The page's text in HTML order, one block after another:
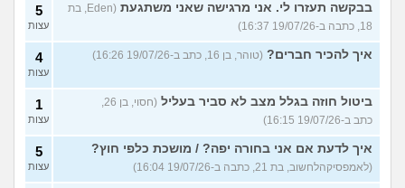
בבקשה תעזרו לי. אני מרגישה שאני משתגעת
(Eden, בת
18, כתבה ב-19/07/26 16:37)
5
עצות
איך להכיר חברים? (טוהר, בן 16, כתב ב-19/07/26 16:26) 4
עצות
ביטול חוזה בגלל מצב לא סביר בעליל
(חסוי, בן 26,
כתב ב-19/07/26 16:15)
1
עצות
איך לדעת אם אני בחורה יפה? / מושכת כלפי חוץ?
(לאמפסיקהלחשוב, בת 21, כתבה ב-19/07/26 16:04)
5
עצות